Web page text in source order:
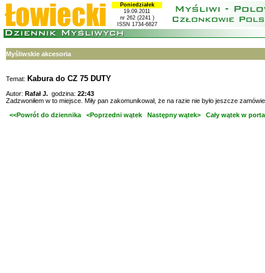
Poniedziałek
19.09.2011
nr 262 (2241 )
ISSN 1734-6827
Myśliwskie akcesoria
Temat: Kabura do CZ 75 DUTY
Autor: Rafał J. godzina: 22:43
Zadzwoniłem w to miejsce. Miły pan zakomunikował, że na razie nie było jeszcze
<<Powrót do dziennika
<Poprzedni wątek Następny wątek> Cały wątek w